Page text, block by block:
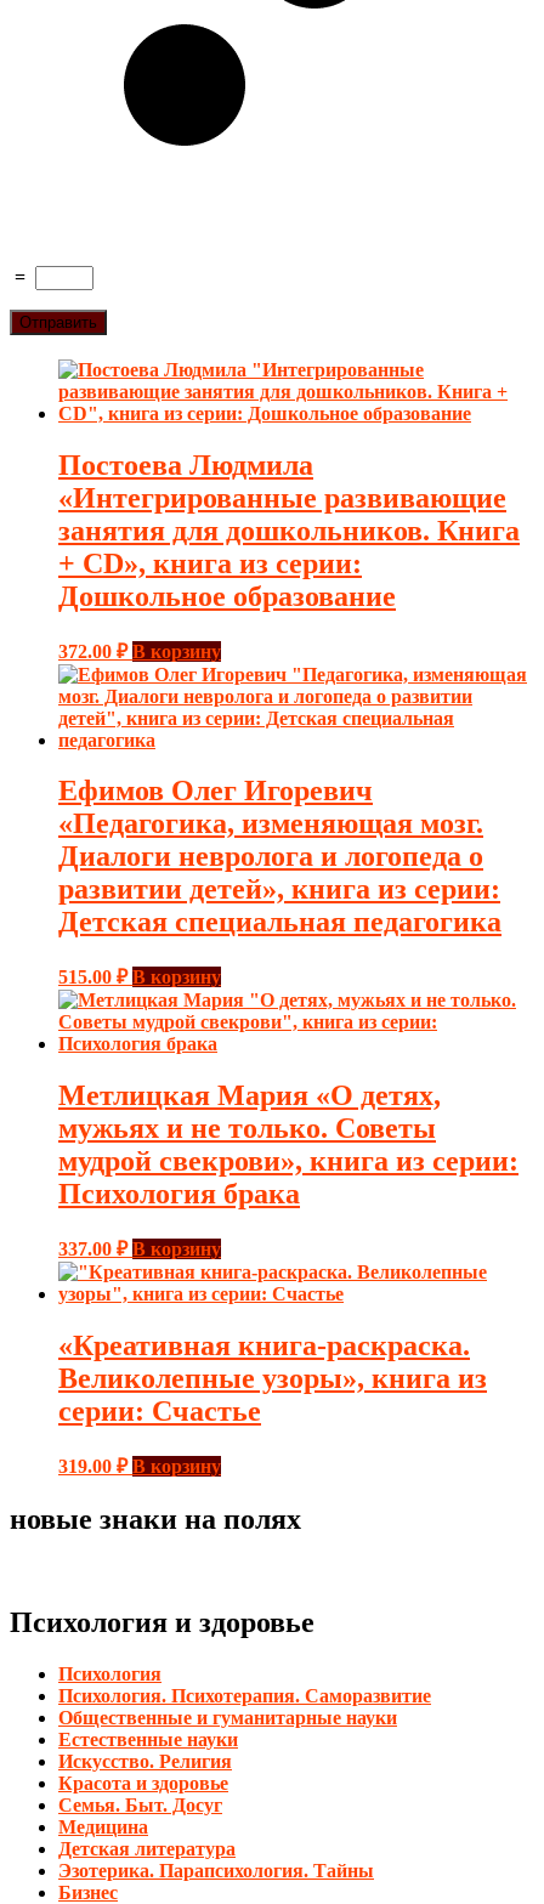
=
Постоева Людмила
«Интегрированные развивающие
занятия для дошкольников. Книга
+ CD», книга из серии:
Дошкольное образование
372.00 ₽ В корзину
Ефимов Олег Игоревич
«Педагогика, изменяющая мозг.
Диалоги невролога и логопеда о
развитии детей», книга из серии:
Детская специальная педагогика
515.00 ₽ В корзину
Метлицкая Мария «О детях,
мужьях и не только. Советы
мудрой свекрови», книга из серии:
Психология брака
337.00 ₽ В корзину
«Креативная книга-раскраска.
Великолепные узоры», книга из
серии: Счастье
319.00 ₽ В корзину
новые знаки на полях
Психология и здоровье
Психология
Психология. Психотерапия. Саморазвитие
Общественные и гуманитарные науки
Естественные науки
Искусство. Религия
Красота и здоровье
Семья. Быт. Досуг
Медицина
Детская литература
Эзотерика. Парапсихология. Тайны
Бизнес